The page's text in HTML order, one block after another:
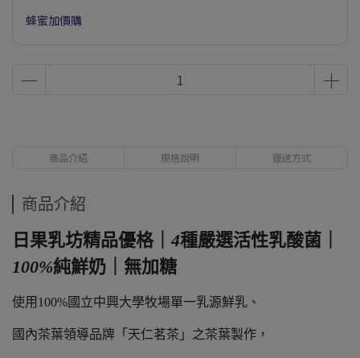
蜂蜜加價購
商品介紹 規格說明 運送方式
商品介紹
日果乳坊精品優格｜4種嚴選活性乳酸菌｜
100%純鮮奶｜無加糖
使用100%國立中興大學牧場單一乳源鮮乳、
國內茶葉領導品牌「天仁茗茶」之茶葉製作，